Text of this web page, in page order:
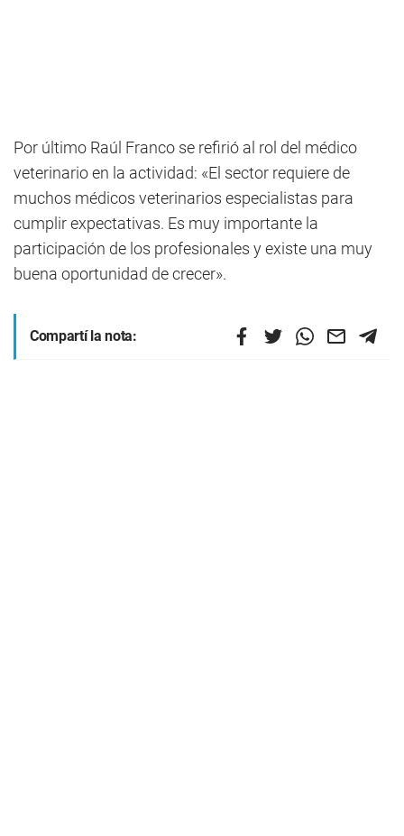
Por último Raúl Franco se refirió al rol del médico
veterinario en la actividad: «El sector requiere de
muchos médicos veterinarios especialistas para
cumplir expectativas. Es muy importante la
participación de los profesionales y existe una muy
buena oportunidad de crecer».
Compartí la nota: